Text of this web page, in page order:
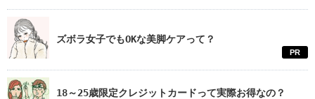
ズボラ女子でもOKな美脚ケアって？
PR
18～25歳限定クレジットカードって実際お得なの？